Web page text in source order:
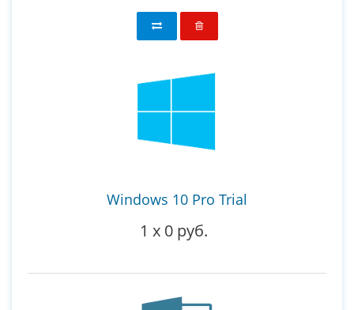
Windows 10 Pro Trial
1 x 0 руб.